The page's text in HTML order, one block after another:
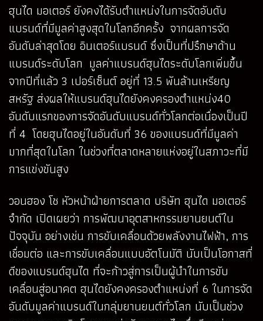
ฮุนได มอเตอร์ ยังคงได้รับตำแหน่งในการจัดอับดับ
แบรนด์ที่มีมูลค่าสูงสุดในโลกอีกครั้ง จากผลการจัด
อันดับล่าสุดโดย อินเตอร์แบรนด์ ซึ่งเป็นที่ปรึกษาด้าน
แบรนด์ระดับโลก มูลค่าแบรนด์ฮุนไดระดับโลกเพิ่มขึ้น
จากปีที่แล้ว 3 เปอร์เซ็นต์ อยู่ที่ 13.5 พันล้านเหรียญ
สหรัฐ ส่งผลให้แบรนด์ฮุนไดยังคงครองตำแหน่ง40
อันดับแรกของการจัดอันดับแบรนด์ทั่วโลกต่อเนื่องเป็นปี
ที่ 4 โดยฮุนไดอยู่ในอันดับที่ 36 ของแบรนด์ที่มีมูลค่า
มากที่สุดในโลก ในช่วงที่ตลาดหลายแห่งอยู่ในสภาวะที่มี
การแข่งขันสูง
วอนฮอง โช หัวหน้าฝ่ายการตลาด บริษัท ฮุนได มอเตอร์
จำกัด เปิดเผยว่า การพัฒนาอุตสาหกรรมยานยนต์ใน
ปัจจุบัน อย่างเช่น การขับเคลื่อนด้วยพลังงานไฟฟ้า, การ
เชื่อมต่อ และการขับเคลื่อนแบบอัตโนมัติ นับเป็นโอกาสที่
ดีของแบรนด์ฮุนได ที่จะก้าวสู่การเป็นผู้นำในการขับ
เคลื่อนสู่อนาคต ฮุนไดยังคงครองตำแหน่งที่ 6 ในการจัด
อันดับมูลค่าแบรนด์ในกลุ่มยานยนต์ทั่วโลก นับเป็นช่วง